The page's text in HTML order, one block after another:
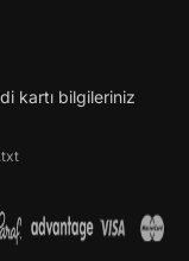
kartı bilgileriniz